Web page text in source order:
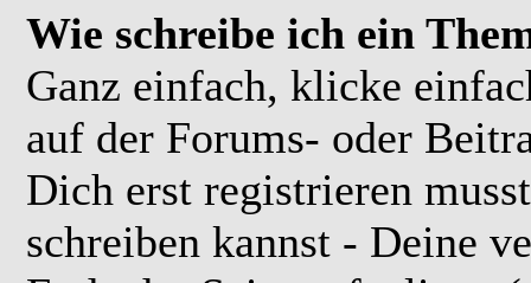
Wie schreibe ich ein
Ganz einfach, klicke
auf der Forums- oder
Dich erst registrieren
schreiben kannst - Deine